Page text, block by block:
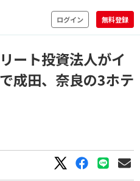
ログイン 無料登録
ート投資法人がイ
成田、奈良の3ホテ